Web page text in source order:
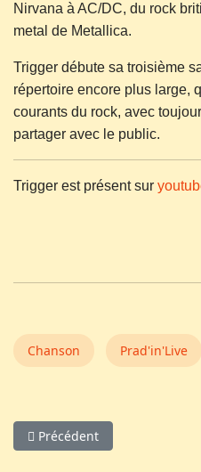
Nirvana à AC/DC, du rock
metal de Metallica.
Trigger débute sa troisième
répertoire encore plus large,
courants du rock, avec
partager avec le public.
Trigger est présent sur
Chanson Prad'in'Live
Article précédent : Repas-
Précédent